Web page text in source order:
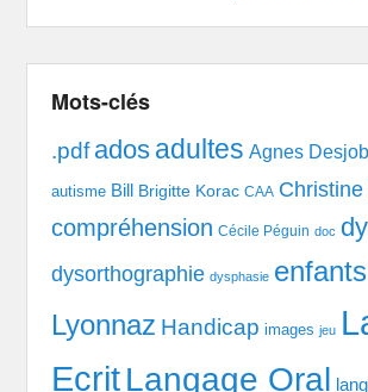
Mots-clés
.pdf ados adultes Agnes
autisme Bill Brigitte Korac CAA
compréhension Cécile Péguin doc
dysorthographie dysphasie enfants
Lyonnaz Handicap images jeu
EcritLangage Oral